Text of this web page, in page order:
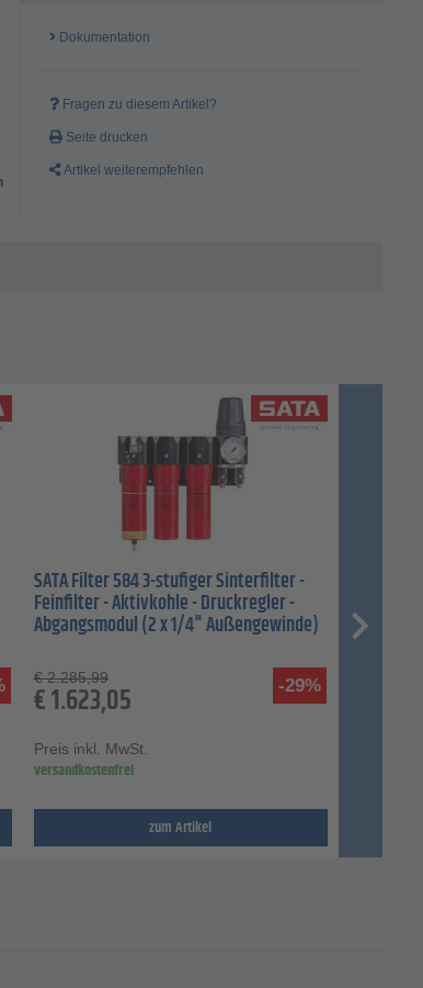
Dokumentation
Fragen zu diesem Artikel?
Seite drucken
Artikel weiterempfehlen
SATA Filter 584 3-stufiger Sinterfilter -
Feinfilter - Aktivkohle - Druckregler -
Abgangsmodul (2 x 1/4" Außengewinde)
-29%
€ 2.285,99
€1.623,05
Preis inkl. MwSt.
versandkostenfrei
zum Artikel